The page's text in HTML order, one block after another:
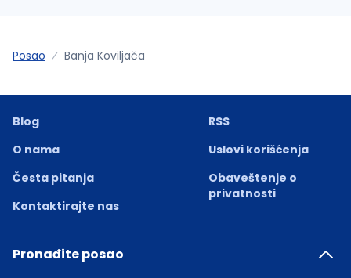
Posao Banja Koviljača
Blog
O nama
Česta pitanja
Kontaktirajte nas
RSS
Uslovi korišćenja
Obaveštenje o
privatnosti
Pronađite posao